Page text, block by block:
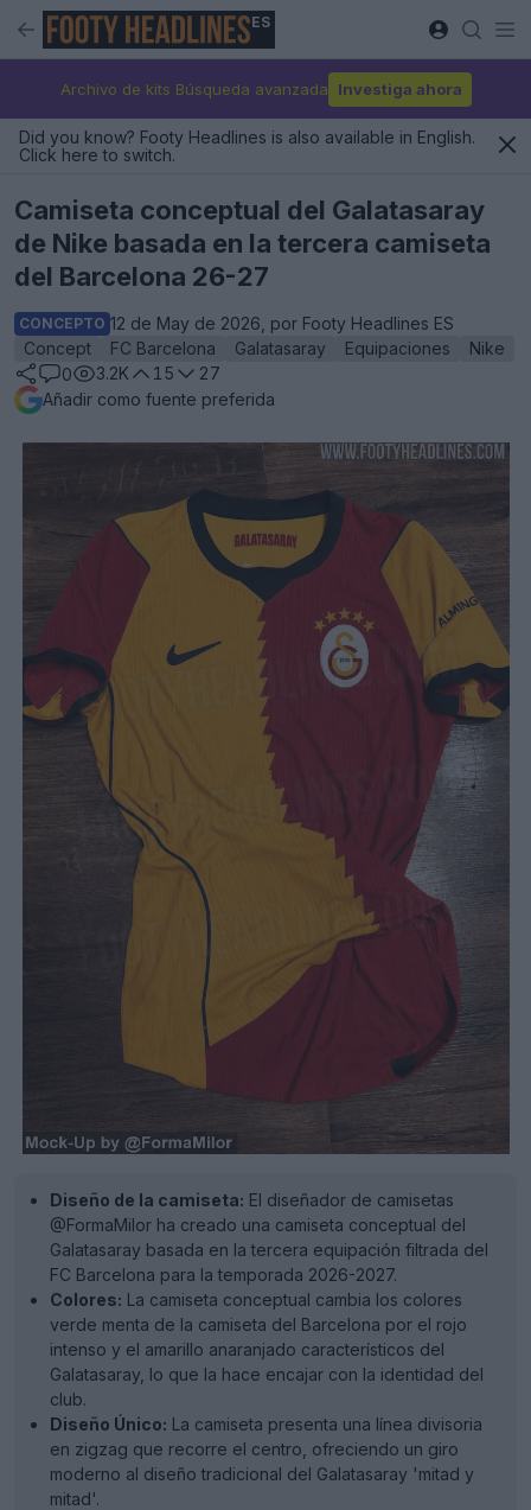
ES
Archivo de kits Búsqueda avanzada Investiga ahora
Did you know? Footy Headlines is also available in English.
Click here to switch.
Camiseta conceptual del Galatasaray
de Nike basada en la tercera camiseta
del Barcelona 26-27
CONCEPTO 12 de May de 2026, por Footy Headlines ES
Concept
FC Barcelona Galatasaray Equipaciones
Nike
0
3.2K 15
27
Añadir como fuente preferida
Diseño de la camiseta: El diseñador de camisetas
@FormaMilor ha creado una camiseta conceptual del
Galatasaray basada en la tercera equipación filtrada del
FC Barcelona para la temporada 2026-2027.
Colores: La camiseta conceptual cambia los colores
verde menta de la camiseta del Barcelona por el rojo
intenso y el amarillo anaranjado característicos del
Galatasaray, lo que la hace encajar con la identidad del
club.
Diseño Único: La camiseta presenta una línea divisoria
en zigzag que recorre el centro, ofreciendo un giro
moderno al diseño tradicional del Galatasaray 'mitad y
mitad'.